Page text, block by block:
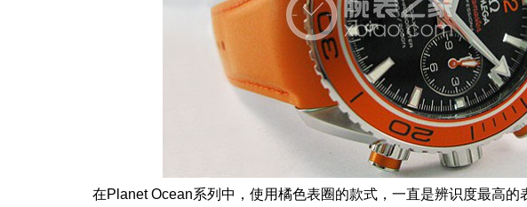
在Planet Ocean系列中，使用橘色表圈的款式，一直是辨识度最高